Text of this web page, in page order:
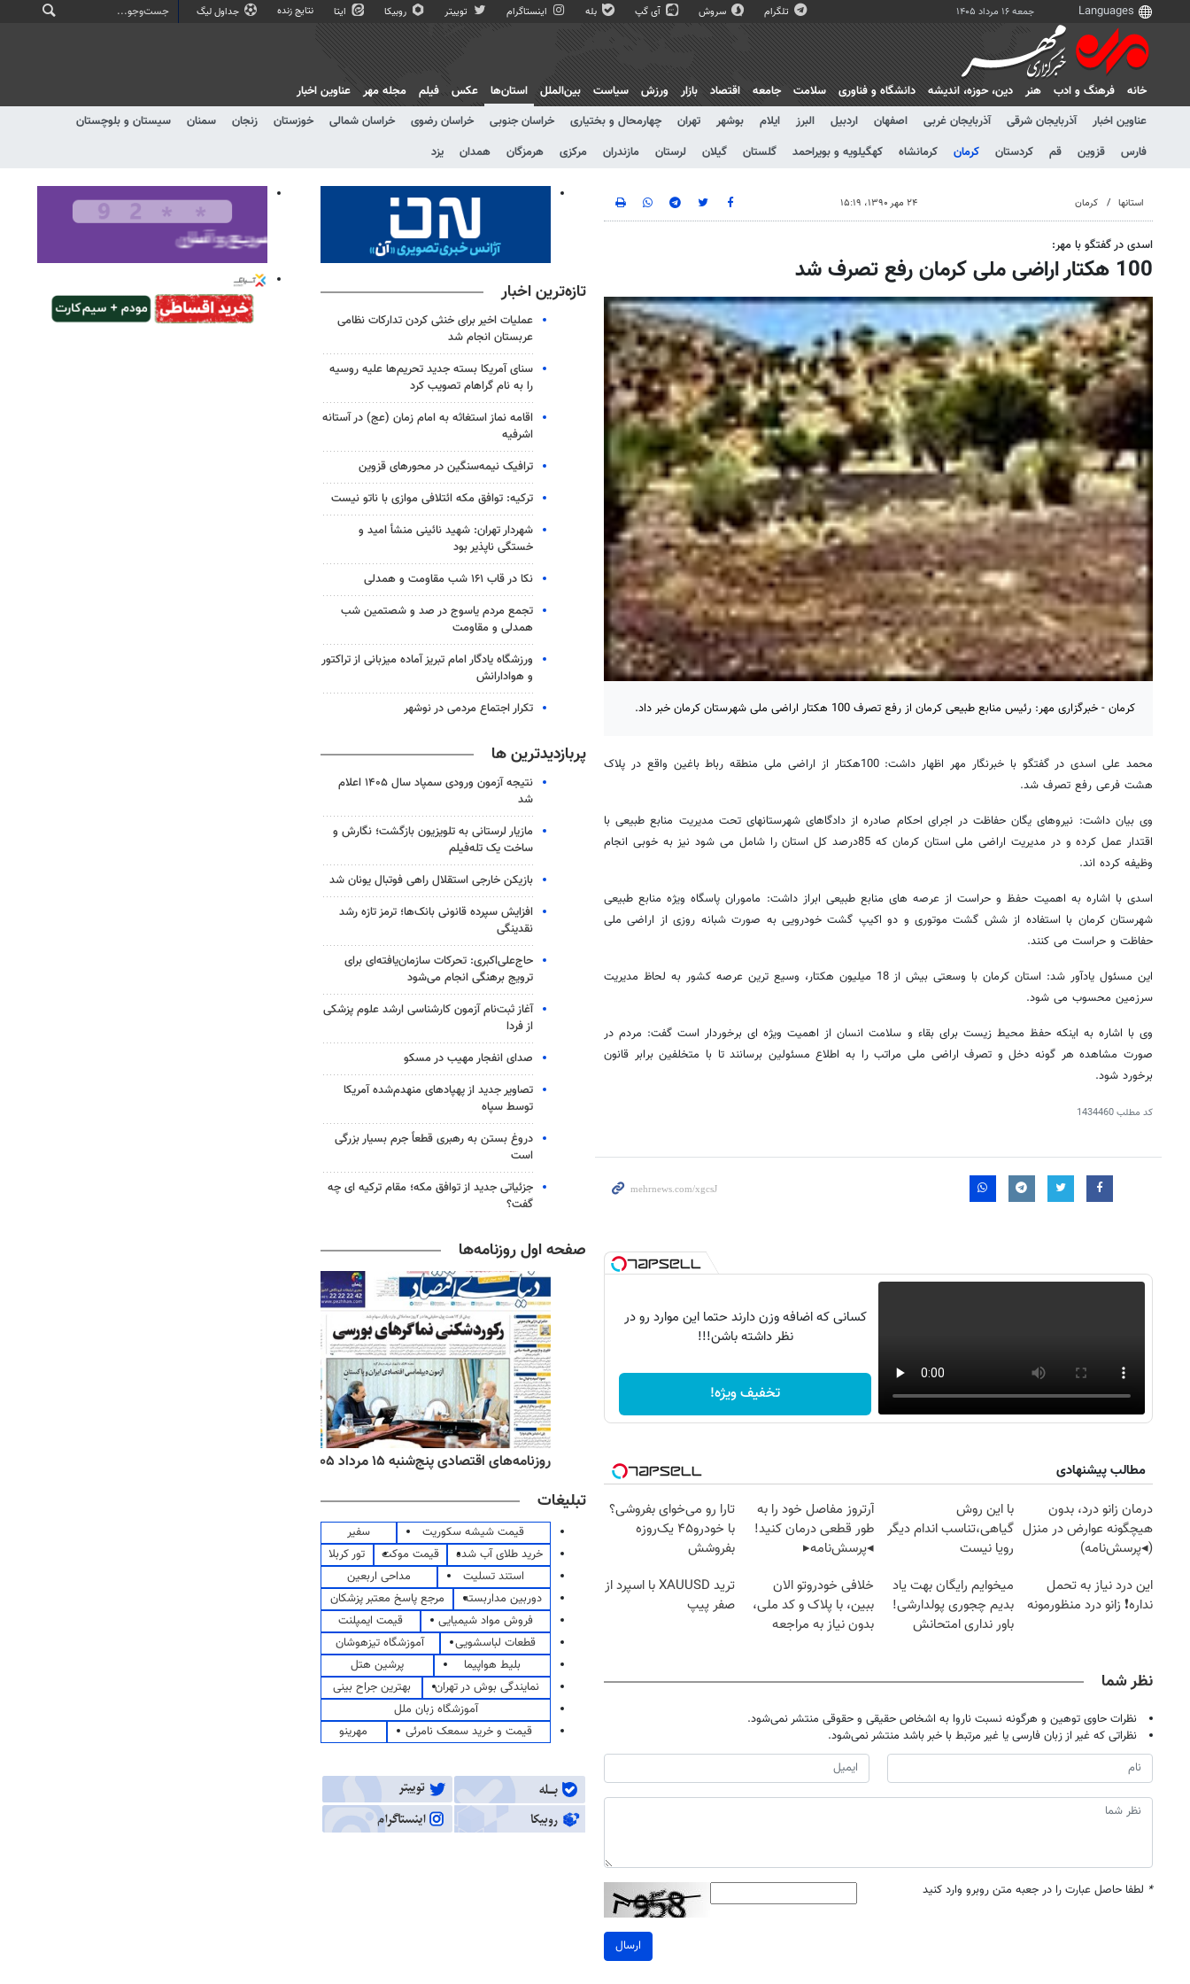
جمعه ۱۶ مرداد ۱۴۰۵ تلگرام سروش آی گپ بله اینستاگرام توییتر روبیکا ایتا نتایج زنده جداول لیگ
خانه فرهنگ و ادب هنر دين، حوزه، انديشه دانشگاه و فناوری سلامت جامعه اقتصاد بازار ورزش سیاست بین‌الملل
استان‌ها
عناوین اخبار
آذربایجان شرقی آذربایجان غربی اصفهان اردبیل البرز ایلام بوشهر تهران چهارمحال و بختیاری خراسان جنوبی خراسان رضوی خراسان شمالی خوزستان زنجان سمنان
سیستان و بلوچستان
فارس
قزوین قم کردستان کرمان کرمانشاه کهگیلویه و بویراحمد گلستان گیلان لرستان مازندران مرکزی هرمزگان همدان یزد
عکس فیلم مجله مهر عناوین اخبار
استانها کرمان ۲۴ مهر ۱۳۹۰، ۱۵:۱۹
اسدی در گفتگو با مهر:
100 هکتار اراضی ملی کرمان رفع تصرف شد
کرمان - خبرگزاری مهر: رئیس منابع طبیعی کرمان از رفع تصرف 100 هکتار اراضی ملی شهرستان کرمان خبر داد.
محمد علی اسدی در گفتگو با خبرنگار مهر اظهار داشت: 100هکتار از اراضی ملی منطقه رباط باغین واقع در پلاک
هشت فرعی رفع تصرف شد.
وی بیان داشت: نیروهای یگان حفاظت در اجرای احکام صادره از دادگاهای شهرستانهای تحت مدیریت منابع طبیعی با
اقتدار عمل کرده و در مدیریت اراضی ملی استان کرمان که 85درصد کل استان را شامل می شود نیز به خوبی انجام
وظیفه کرده اند.
اسدی با اشاره به اهمیت حفظ و حراست از عرصه های منابع طبیعی ابراز داشت: ماموران پاسگاه ویژه منابع طبیعی
شهرستان کرمان با استفاده از شش گشت موتوری و دو اکیپ گشت خودرویی به صورت شبانه روزی از اراضی ملی
حفاظت و حراست می کنند.
این مسئول یادآور شد: استان کرمان با وسعتی بیش از 18 میلیون هکتار، وسیع ترین عرصه کشور به لحاظ مدیریت
سرزمین محسوب می شود.
وی با اشاره به اینکه حفظ محیط زیست برای بقاء و سلامت انسان از اهمیت ویژه ای برخوردار است گفت: مردم در
صورت مشاهده هر گونه دخل و تصرف اراضی ملی مراتب را به اطلاع مسئولین برسانند تا با متخلفین برابر قانون
برخورد شود.
کد مطلب1434460
کسانی که اضافه وزن دارند حتما این موارد رو در
نظر داشته باشن!!!
تخفیف ویژه!
مطالب پیشنهادی
درمان زانو درد، بدون
هیچگونه عوارض در منزل
(◂پرسش‌نامه)
با این روش
گیاهی،تناسب اندام دیگر
رویا نیست
آرتروز مفاصل خود را به
طور قطعی درمان کنید!
◂پرسش‌نامه▸
تارا رو می‌خوای بفروشی؟
با خودرو۴۵ یک‌روزه
بفروشش
این درد نیاز به تحمل
نداره❗ زانو درد منظورمونه
میخوایم رایگان بهت یاد
بدیم چجوری پولدارشی!
باور نداری امتحانش
خلافی خودروتو الان
ببین، با پلاک و کد ملی،
بدون نیاز به مراجعه
ترید XAUUSD با اسپرد از
صفر پیپ
نظر شما
نظرات حاوی توهین و هرگونه نسبت ناروا به اشخاص حقیقی و حقوقی منتشر نمی‌شود.
نظراتی که غیر از زبان فارسی یا غیر مرتبط با خبر باشد منتشر نمی‌شود.
* لطفا حاصل عبارت را در جعبه متن روبرو وارد کنید
ارسال
تازه‌ترین اخبار
عملیات اخیر برای خنثی کردن تدارکات نظامی
عربستان انجام شد
سنای آمریکا بسته جدید تحریم‌ها علیه روسیه
را به نام گراهام تصویب کرد
اقامه نماز استغاثه به امام زمان (عج) در آستانه
اشرفیه
ترافیک نیمه‌سنگین در محورهای قزوین
ترکیه: توافق مکه ائتلافی موازی با ناتو نیست
شهردار تهران: شهید نائینی منشأ امید و
خستگی‌ ناپذیر بود
نکا در قاب ۱۶۱ شب مقاومت و همدلی
تجمع مردم یاسوج در صد و شصتمین شب
همدلی و مقاومت
ورزشگاه یادگار امام تبریز آماده میزبانی از تراکتور
و هوادارانش
تکرار اجتماع مردمی در نوشهر
پربازدیدترین ها
نتیجه آزمون ورودی سمپاد سال ۱۴۰۵ اعلام
شد
مازیار لرستانی به تلویزیون بازگشت؛ نگارش و
ساخت یک تله‌فیلم
بازیکن خارجی استقلال راهی فوتبال یونان شد
افزایش سپرده قانونی بانک‌ها؛ ترمز تازه رشد
نقدینگی
حاج‌علی‌اکبری: تحرکات سازمان‌یافته‌ای برای
ترویج برهنگی انجام می‌شود
آغاز ثبت‌نام‌ آزمون کارشناسی ارشد علوم پزشکی
از فردا
صدای انفجار مهیب در مسکو
تصاویر جدید از پهپادهای منهدم‌شده آمریکا
توسط سپاه
دروغ بستن به رهبری قطعاً جرم بسیار بزرگی
است
جزئیاتی جدید از توافق مکه؛ مقام ترکیه ای چه
گفت؟
صفحه اول روزنامه‌ها
روزنامه‌های صبح پنج‌شنبه ۱۵ مرداد ۱۴۰۵ روزنامه‌های ورزشی پنج‌شنبه ۱۵ مرداد ۱۴۰۵ روزنامه‌های اقتصادی پنج‌شنبه ۱۵ مرداد ۱۴۰۵
تبلیغات
قیمت شیشه سکوریت
سفیر
خرید طلای آب شده
قیمت موکت
تور کربلا
استند تسلیت
مداحی اربعین
دوربین مداربسته
مرجع پاسخ معتبر پزشکان
فروش مواد شیمیایی
قیمت ایمپلنت
قطعات لباسشویی
آموزشگاه تیزهوشان
بلیط هواپیما
پرشین هتل
نمایندگی بوش در تهران
بهترین جراح بینی
آموزشگاه زبان ملل
قیمت و خرید سمعک نامرئی
مهرینو